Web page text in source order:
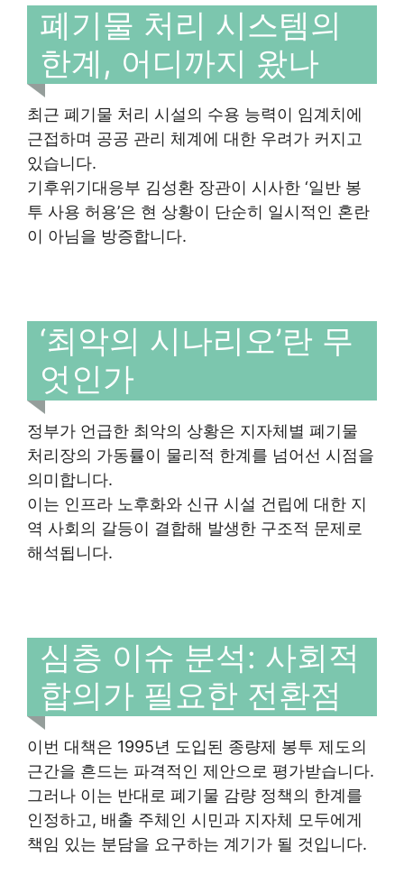
폐기물 처리 시스템의
한계, 어디까지 왔나
최근 폐기물 처리 시설의 수용 능력이 임계치에
근접하며 공공 관리 체계에 대한 우려가 커지고
있습니다.
기후위기대응부 김성환 장관이 시사한 ‘일반 봉
투 사용 허용’은 현 상황이 단순히 일시적인 혼란
이 아님을 방증합니다.
‘최악의 시나리오’란 무
엇인가
정부가 언급한 최악의 상황은 지자체별 폐기물
처리장의 가동률이 물리적 한계를 넘어선 시점을
의미합니다.
이는 인프라 노후화와 신규 시설 건립에 대한 지
역 사회의 갈등이 결합해 발생한 구조적 문제로
해석됩니다.
심층 이슈 분석: 사회적
합의가 필요한 전환점
이번 대책은 1995년 도입된 종량제 봉투 제도의
근간을 흔드는 파격적인 제안으로 평가받습니다.
그러나 이는 반대로 폐기물 감량 정책의 한계를
인정하고, 배출 주체인 시민과 지자체 모두에게
책임 있는 분담을 요구하는 계기가 될 것입니다.